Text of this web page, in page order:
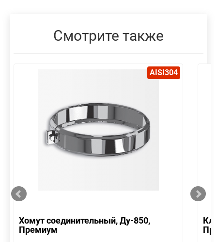
Смотрите также
AISI304
Хомут соединительный, Ду-850,
Премиум